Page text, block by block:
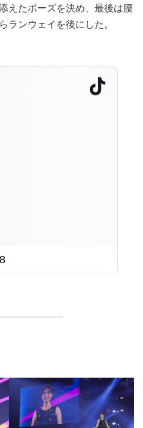
えたポーズを決め、最後は腰
ランウェイを後にした。